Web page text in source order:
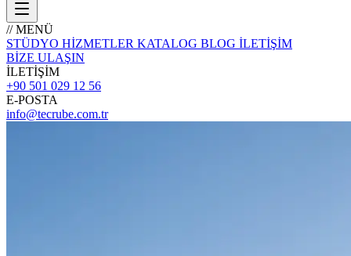
// MENÜ
STÜDYO HİZMETLER KATALOG BLOG İLETİŞİM
BİZE ULAŞIN
İLETİŞİM
+90 501 029 12 56
E-POSTA
info@tecrube.com.tr